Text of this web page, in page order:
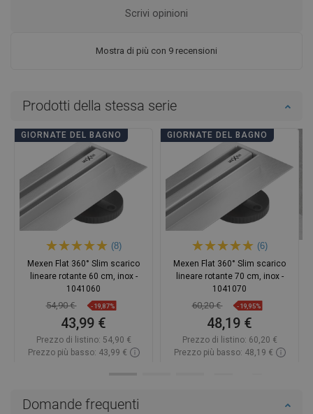
Domande frequenti
Mostra di più con 9 recensioni
Scrivi opinioni
Prodotti della stessa serie
GIORNATE DEL BAGNO
(8)
Mexen Flat 360° Slim scarico
lineare rotante 60 cm, inox -
1041060
54,90 € -19,87%
43,99 €
Prezzo di listino: 54,90 €
Prezzo più basso: 43,99 €
GIORNATE DEL BAGNO
(6)
Mexen Flat 360° Slim scarico
lineare rotante 70 cm, inox -
1041070
60,20 € -19,95%
48,19 €
Prezzo di listino: 60,20 €
Prezzo più basso: 48,19 €